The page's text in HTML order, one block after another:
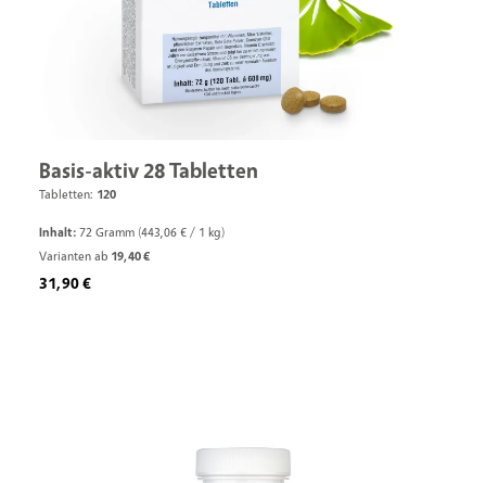
Basis-aktiv 28 Tabletten
Tabletten: 120
Inhalt: 72 Gramm (443,06 € / 1 kg)
Varianten ab 19,40 €
Regulärer Preis:
31,90 €